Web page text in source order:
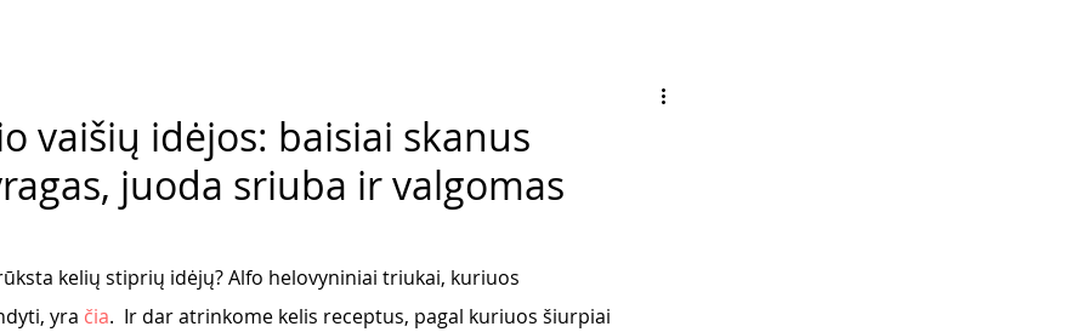
vaišių idėjos: baisiai skanus
juoda sriuba ir valgomas
kelių stiprių idėjų? Alfo helovyniniai triukai, kuriuos
yra čia.  Ir dar atrinkome kelis receptus, pagal kuriuos šiurpiai